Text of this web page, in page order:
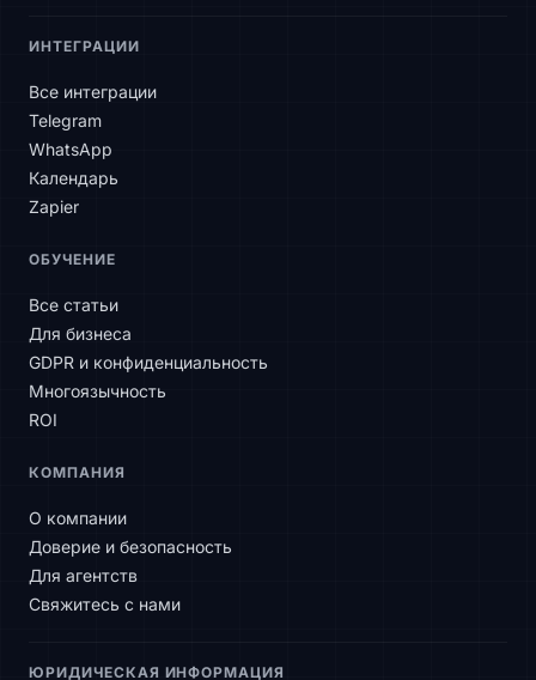
ИНТЕГРАЦИИ
Все интеграции
Telegram
WhatsApp
Календарь
Zapier
ОБУЧЕНИЕ
Все статьи
Для бизнеса
GDPR и конфиденциальность
Многоязычность
ROI
КОМПАНИЯ
О компании
Доверие и безопасность
Для агентств
Свяжитесь с нами
ЮРИДИЧЕСКАЯ ИНФОРМАЦИЯ
SLAtech Bot
Здравствуйте! Чем могу помочь?